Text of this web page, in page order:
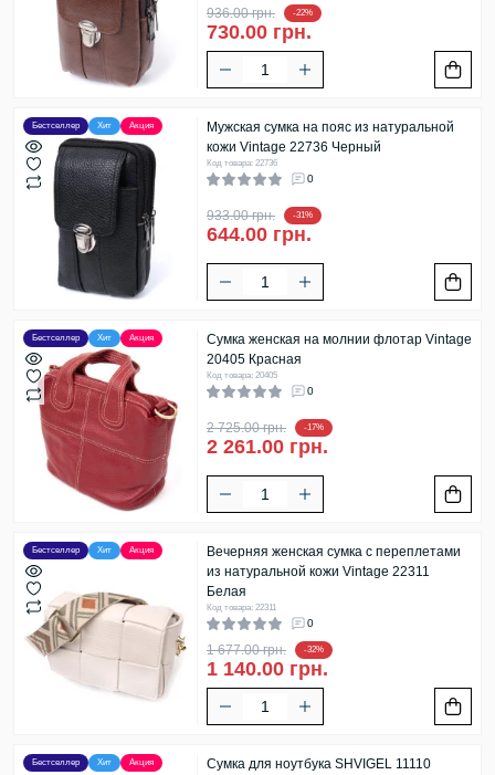
936.00 грн. -22%
730.00 грн.
Бестселлер Хит Акция
Мужская сумка на пояс из натуральной
кожи Vintage 22736 Черный
Код товара: 22736
0
933.00 грн. -31%
644.00 грн.
Бестселлер Хит Акция
Сумка женская на молнии флотар Vintage
20405 Красная
Код товара: 20405
0
2 725.00 грн. -17%
2 261.00 грн.
Бестселлер Хит Акция
Вечерняя женская сумка с переплетами
из натуральной кожи Vintage 22311
Белая
Код товара: 22311
0
1 677.00 грн. -32%
1 140.00 грн.
Бестселлер Хит Акция
Сумка для ноутбука SHVIGEL 11110